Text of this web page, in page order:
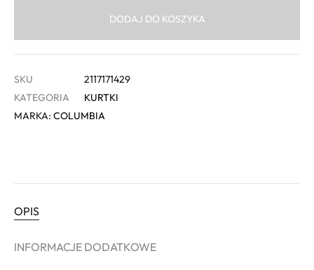
DODAJ DO KOSZYKA
SKU
2117171429
KATEGORIA
KURTKI
MARKA: COLUMBIA
OPIS
INFORMACJE DODATKOWE